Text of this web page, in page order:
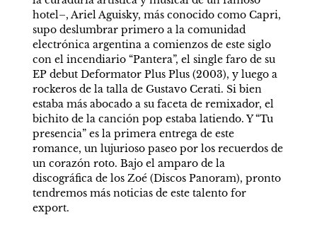
hotel–, Ariel Aguisky, más conocido como Capri,
supo deslumbrar primero a la comunidad
electrónica argentina a comienzos de este siglo
con el incendiario “Pantera”, el single faro de su
EP debut Deformator Plus Plus (2003), y luego a
rockeros de la talla de Gustavo Cerati. Si bien
estaba más abocado a su faceta de remixador, el
bichito de la canción pop estaba latiendo. Y “Tu
presencia” es la primera entrega de este
romance, un lujurioso paseo por los recuerdos de
un corazón roto. Bajo el amparo de la
discográfica de los Zoé (Discos Panoram), pronto
tendremos más noticias de este talento for
export.